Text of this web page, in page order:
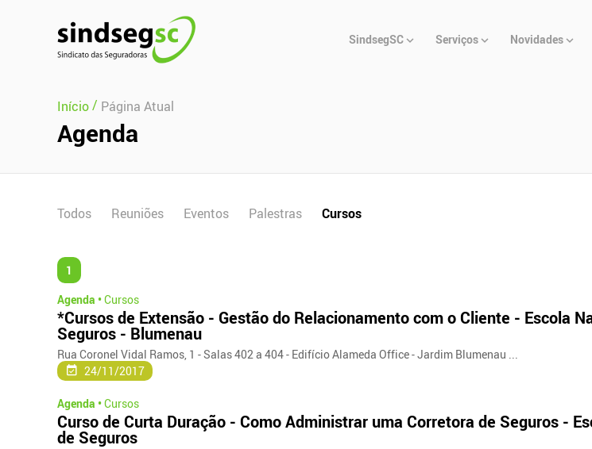
Principal
SindsegSC Serviços Novidades
Início/ Página Atual
Agenda
Todos Reuniões Eventos Palestras Cursos
1
Agenda •Cursos
*Cursos de Extensão - Gestão do Relacionamento com o Cliente - Escola
Seguros - Blumenau
Rua Coronel Vidal Ramos, 1 - Salas 402 a 404 - Edifício Alameda Office - Jardim Blumenau ...
24/11/2017
Agenda •Cursos
Curso de Curta Duração - Como Administrar uma Corretora de Seguros -
de Seguros